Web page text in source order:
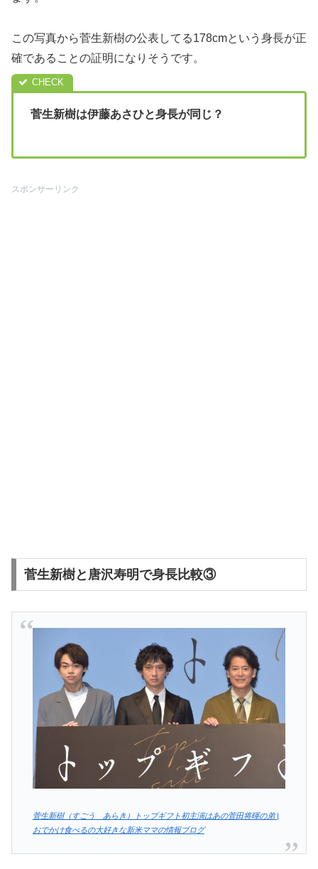
この写真から菅生新樹の公表してる178cmという身長が正
確であることの証明になりそうです。
菅生新樹は伊藤あさひと身長が同じ？
スポンサーリンク
菅生新樹と唐沢寿明で身長比較③
菅生新樹（すごう あらき）トップギフト初主演はあの菅田将暉の弟 |
おでかけ食べるの大好きな新米ママの情報ブログ